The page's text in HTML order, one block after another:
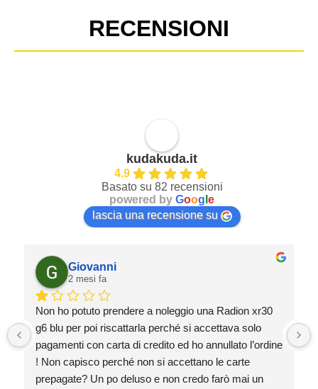
RECENSIONI
kudakuda.it
4.9
Basato su 82 recensioni
powered by Goog e
lascia una recensione su
Giovanni
2 mesi fa
Non ho potuto prendere a noleggio una Radion xr30
g6 blu per poi riscattarla perché si accettava solo
pagamenti con carta di credito ed ho annullato l’ordine
! Non capisco perché non si accettano le carte
prepagate? Un po deluso e non credo farò mai un